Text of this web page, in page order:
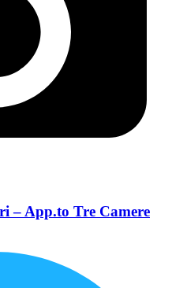
– App.to Tre Camere